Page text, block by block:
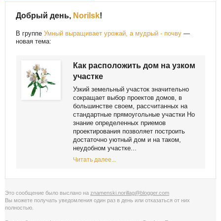
Добрый день, Norilsk!
В группеУмный выращивает урожай, а мудрый - почву —
новая тема:
Как расположить дом на узком
участке
Узкий земельный участок значительно
сокращает выбор проектов домов, в
большинстве своем, рассчитанных на
стандартные прямоугольные участки Но
знание определенных приемов
проектирования позволяет построить
достаточно уютный дом и на таком,
неудобном участке...
Читать далее...
Это сообщение было выслано на znamenski.norillag@blogger.com
Вы можете получать уведомления один раз в день или отказаться от них
полностью